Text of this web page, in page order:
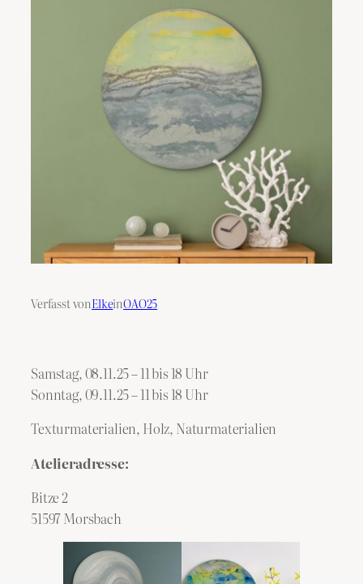
Verfasst vonElkeinOAO25
Samstag, 08.11.25 – 11 bis 18 Uhr
Sonntag, 09.11.25 – 11 bis 18 Uhr
Texturmaterialien, Holz, Naturmaterialien
Atelieradresse:
Bitze 2
51597 Morsbach